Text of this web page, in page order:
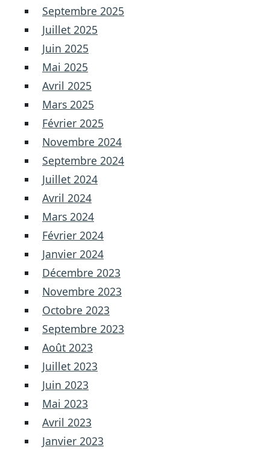
Septembre 2025
Juillet 2025
Juin 2025
Mai 2025
Avril 2025
Mars 2025
Février 2025
Novembre 2024
Septembre 2024
Juillet 2024
Avril 2024
Mars 2024
Février 2024
Janvier 2024
Décembre 2023
Novembre 2023
Octobre 2023
Septembre 2023
Août 2023
Juillet 2023
Juin 2023
Mai 2023
Avril 2023
Janvier 2023